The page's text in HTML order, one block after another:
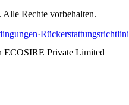
Rechte vorbehalten.
·
ECOSIRE Private Limited